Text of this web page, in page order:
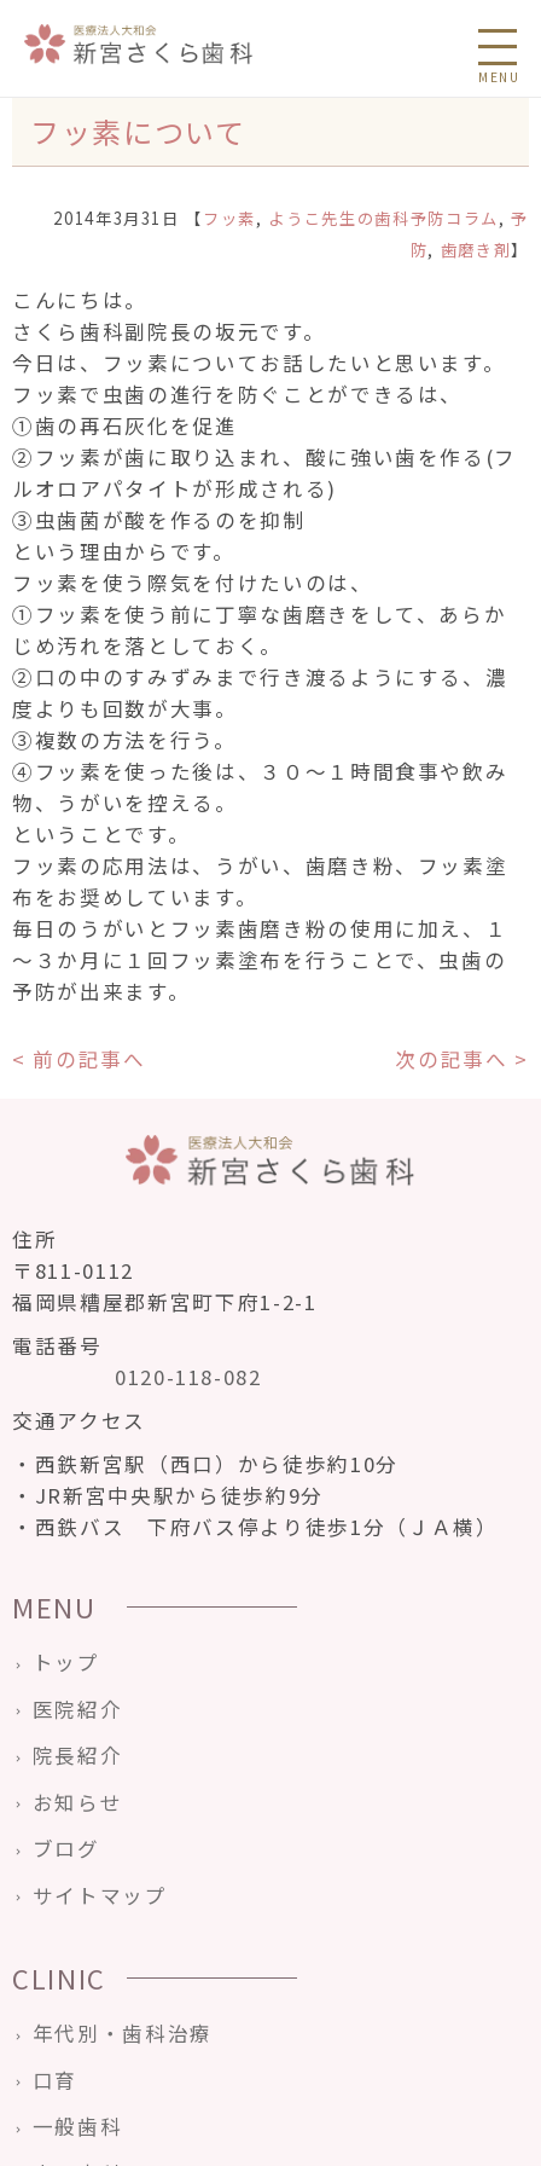
MENU
フッ素について
2014年3月31日 【 フッ素, ようこ先生の歯科予防コラム ,予
防, 歯磨き剤】
こんにちは。
さくら歯科副院長の坂元です。
今日は、フッ素についてお話したいと思います。
フッ素で虫歯の進行を防ぐことができるは、
①歯の再石灰化を促進
②フッ素が歯に取り込まれ、酸に強い歯を作る(フ
ルオロアパタイトが形成される)
③虫歯菌が酸を作るのを抑制
という理由からです。
フッ素を使う際気を付けたいのは、
①フッ素を使う前に丁寧な歯磨きをして、あらか
じめ汚れを落としておく。
②口の中のすみずみまで行き渡るようにする、濃
度よりも回数が大事。
③複数の方法を行う。
④フッ素を使った後は、３０～１時間食事や飲み
物、うがいを控える。
ということです。
フッ素の応用法は、うがい、歯磨き粉、フッ素塗
布をお奨めしています。
毎日のうがいとフッ素歯磨き粉の使用に加え、１
～３か月に１回フッ素塗布を行うことで、虫歯の
予防が出来ます。
< 前の記事へ 次の記事へ >
住所
〒811-0112
福岡県糟屋郡新宮町下府1-2-1
電話番号
0120-118-082
交通アクセス
西鉄新宮駅（西口）から徒歩約10分
JR新宮中央駅から徒歩約9分
西鉄バス 下府バス停より徒歩1分（ＪＡ横）
MENU
トップ
医院紹介
院長紹介
お知らせ
ブログ
サイトマップ
CLINIC
年代別・歯科治療
口育
一般歯科